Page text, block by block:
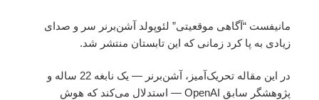
مانیفست “آگاهی موقعیتی” لئوپولد آشن‌برنر سر و صدای
زیادی به پا کرد زمانی که این تابستان منتشر شد.
در این مقاله تحریک‌آمیز، آشن‌برنر — یک نابغه 22 ساله و
پژوهشگر سابق OpenAI — استدلال می‌کند که هوش